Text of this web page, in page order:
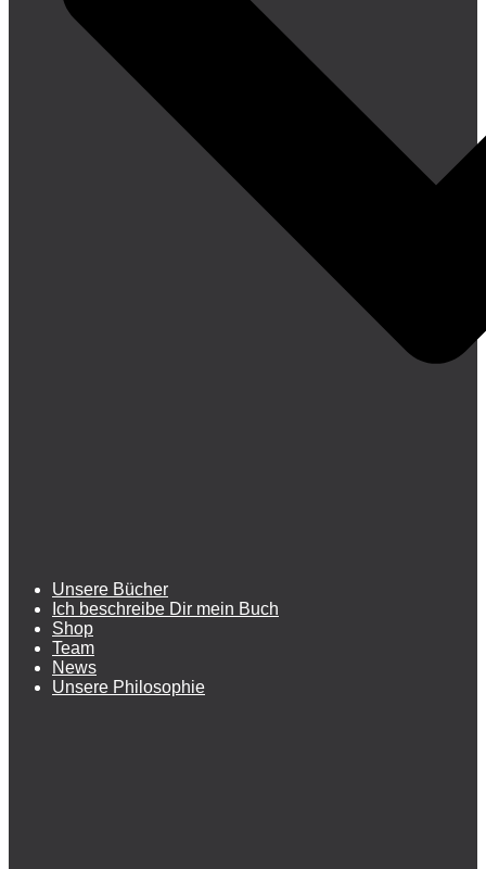
Unsere Bücher
Ich beschreibe Dir mein Buch
Shop
Team
News
Unsere Philosophie